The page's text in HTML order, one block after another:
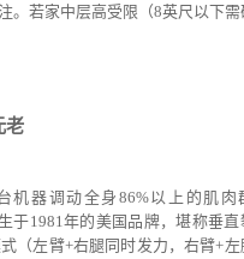
。若家中层高受限（8英尺以下需
老
机器调动全身86%以上的肌肉
于1981年的美国品牌，堪称垂直
（左臂+右腿同时发力，右臂+左